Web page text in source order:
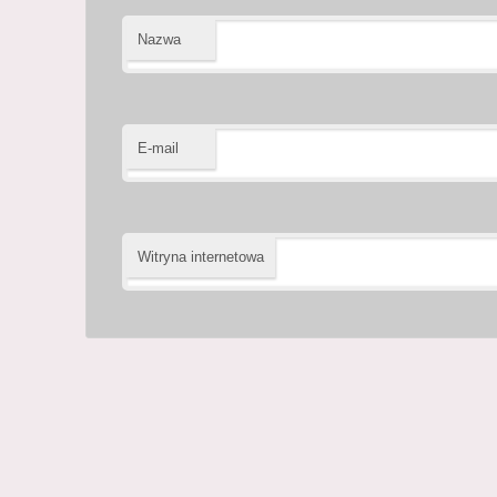
Nazwa
E-mail
Witryna internetowa